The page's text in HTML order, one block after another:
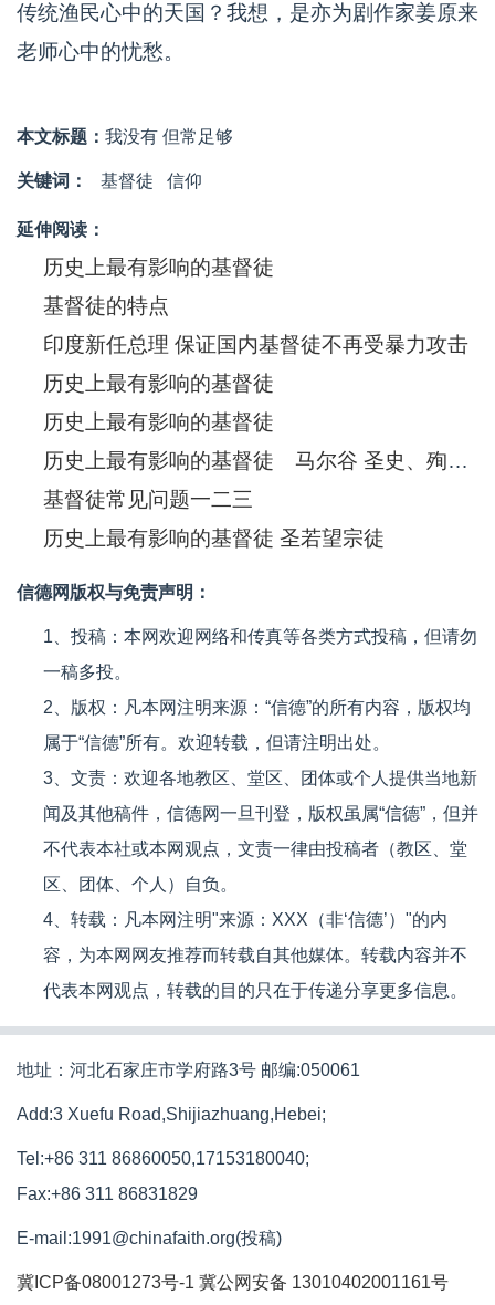
传统渔民心中的天国？我想，是亦为剧作家姜原来
老师心中的忧愁。
本文标题： 我没有 但常足够
关键词： 基督徒 信仰
延伸阅读：
历史上最有影响的基督徒
基督徒的特点
印度新任总理 保证国内基督徒不再受暴力攻击
历史上最有影响的基督徒
历史上最有影响的基督徒
历史上最有影响的基督徒 马尔谷 圣史、殉道圣人
基督徒常见问题一二三
历史上最有影响的基督徒 圣若望宗徒
信德网版权与免责声明：
1、投稿：本网欢迎网络和传真等各类方式投稿，但请勿
一稿多投。
2、版权：凡本网注明来源：“信德”的所有内容，版权均
属于“信德”所有。欢迎转载，但请注明出处。
3、文责：欢迎各地教区、堂区、团体或个人提供当地新
闻及其他稿件，信德网一旦刊登，版权虽属“信德”，但并
不代表本社或本网观点，文责一律由投稿者（教区、堂
区、团体、个人）自负。
4、转载：凡本网注明"来源：XXX（非‘信德’）"的内
容，为本网网友推荐而转载自其他媒体。转载内容并不
代表本网观点，转载的目的只在于传递分享更多信息。
地址：河北石家庄市学府路3号 邮编:050061
Add:3 Xuefu Road,Shijiazhuang,Hebei;
Tel:+86 311 86860050,17153180040;
Fax:+86 311 86831829
E-mail:1991@chinafaith.org(投稿)
冀ICP备08001273号-1 冀公网安备 13010402001161号